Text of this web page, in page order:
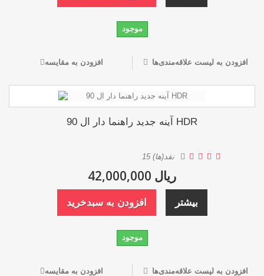
موجود
افزودن به لیست علاقه‌مندی‌ها افزودن به مقایسه
آینه جدید راهنما دار ال 90 HDR
15 نقد(ها)
42,000,000 ریال
افزودن به سبدخرید بیشتر
موجود
افزودن به لیست علاقه‌مندی‌ها افزودن به مقایسه